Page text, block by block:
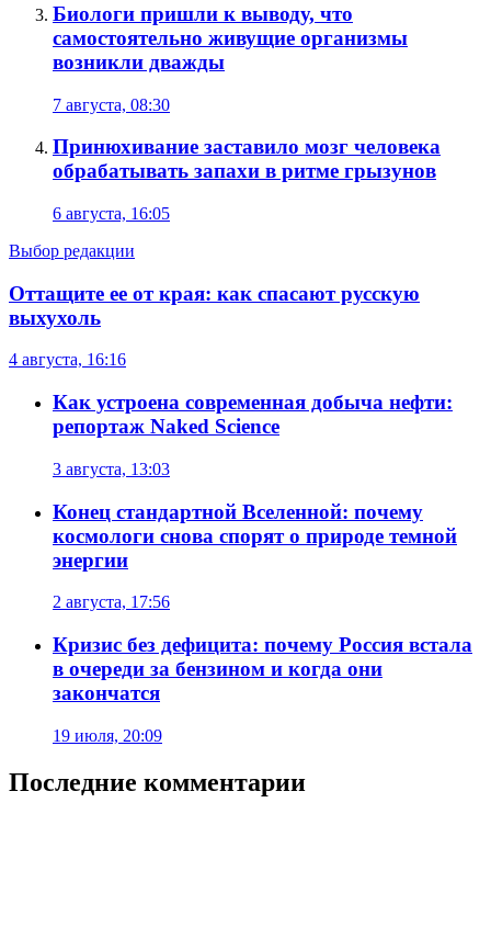
Биологи пришли к выводу, что
самостоятельно живущие организмы
возникли дважды
7 августа, 08:30
Принюхивание заставило мозг человека
обрабатывать запахи в ритме грызунов
6 августа, 16:05
Выбор редакции
Оттащите ее от края: как спасают русскую
выхухоль
4 августа, 16:16
Как устроена современная добыча нефти:
репортаж Naked Science
3 августа, 13:03
Конец стандартной Вселенной: почему
космологи снова спорят о природе темной
энергии
2 августа, 17:56
Кризис без дефицита: почему Россия встала
в очереди за бензином и когда они
закончатся
19 июля, 20:09
Последние комментарии